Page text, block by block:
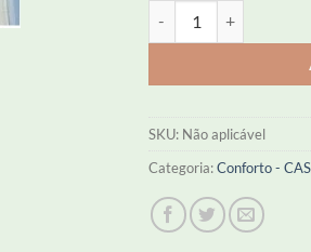
SKU: Não aplicável
Categoria:Conforto -